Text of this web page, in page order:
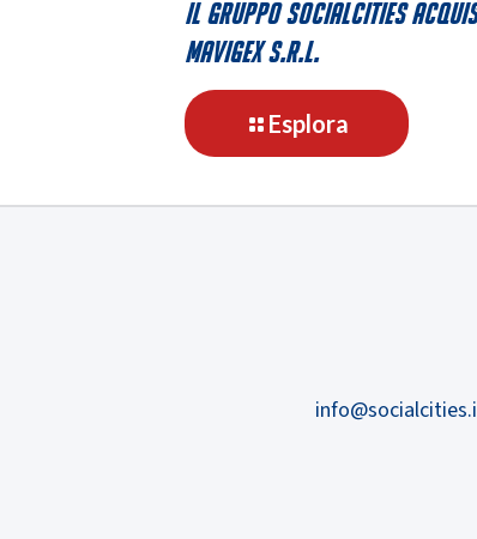
Il gruppo SocialCities
Mavigex s.r.l.
Esplora
Il
SocialCities